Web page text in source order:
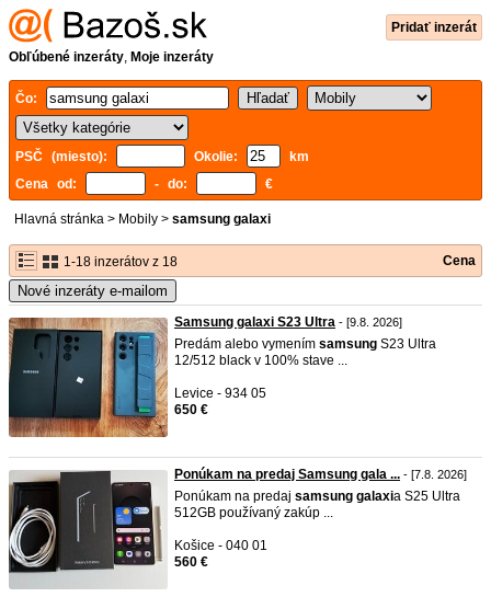
Pridať inzerát
Obľúbené inzeráty, Moje inzeráty
Čo:
PSČ (miesto): Okolie:
km
Cena od:
- do: €
Hlavná stránka > Mobily > samsung galaxi
1-18 inzerátov z 18 Cena
Nové inzeráty e-mailom
Samsung galaxi S23 Ultra - [9.8. 2026]
Predám alebo vymením samsung S23 Ultra
12/512 black v 100% stave ...
Levice - 934 05
650 €
Ponúkam na predaj Samsung gala ... - [7.8. 2026]
Ponúkam na predaj samsung galaxia S25 Ultra
512GB používaný zakúp ...
Košice - 040 01
560 €